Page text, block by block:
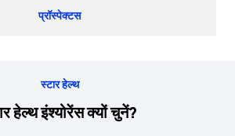
प्रॉस्पेक्टस
स्टार हेल्थ
हेल्थ इंश्योरेंस क्यों चुनें?